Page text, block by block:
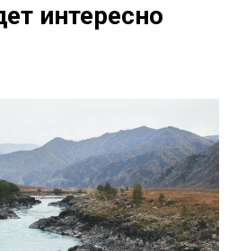
интересно